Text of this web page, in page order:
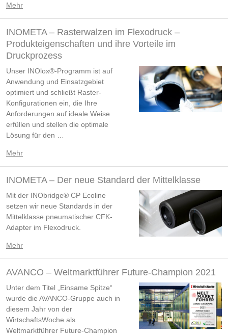
Mehr
INOMETA – Rasterwalzen im Flexodruck –
Produkteigenschaften und ihre Vorteile im
Druckprozess
Unser INOlox®-Programm ist auf
Anwendung und Einsatzgebiet
optimiert und schließt Raster-
Konfigurationen ein, die Ihre
Anforderungen auf ideale Weise
erfüllen und stellen die optimale
Lösung für den …
Mehr
INOMETA – Der neue Standard der Mittelklasse
Mit der INObridge® CP Ecoline
setzen wir neue Standards in der
Mittelklasse pneumatischer CFK-
Adapter im Flexodruck.
Mehr
AVANCO – Weltmarktführer Future-Champion 2021
Unter dem Titel „Einsame Spitze“
wurde die AVANCO-Gruppe auch in
diesem Jahr von der
WirtschaftsWoche als
Weltmarktführer Future-Champion